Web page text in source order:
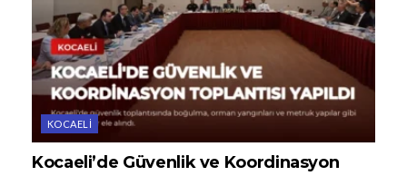
KOCAELI
Kocaeli’de Güvenlik ve Koordinasyon